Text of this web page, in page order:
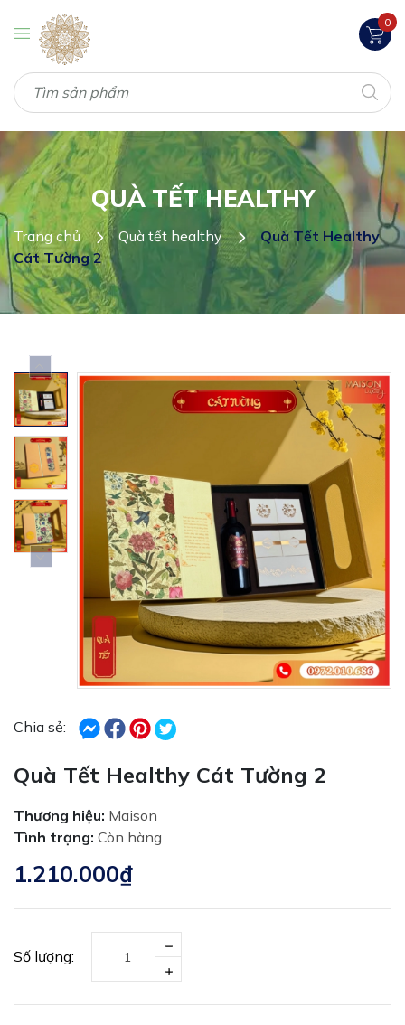
0
QUÀ TẾT HEALTHY
Trang chủ Quà tết healthy
Quà Tết Healthy
Cát Tường 2
Chia sẻ:
Quà Tết Healthy Cát Tường 2
Thương hiệu: Maison
Tình trạng: Còn hàng
1.210.000₫
Số lượng: